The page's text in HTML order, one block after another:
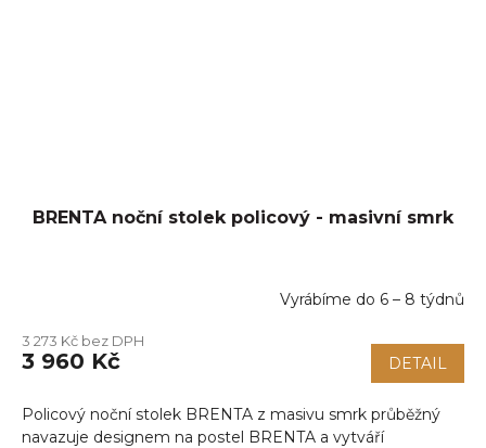
BRENTA noční stolek policový - masivní smrk
Vyrábíme do 6 – 8 týdnů
3 273 Kč bez DPH
3 960 Kč DETAIL
Policový noční stolek BRENTA z masivu smrk průběžný
navazuje designem na postel BRENTA a vytváří